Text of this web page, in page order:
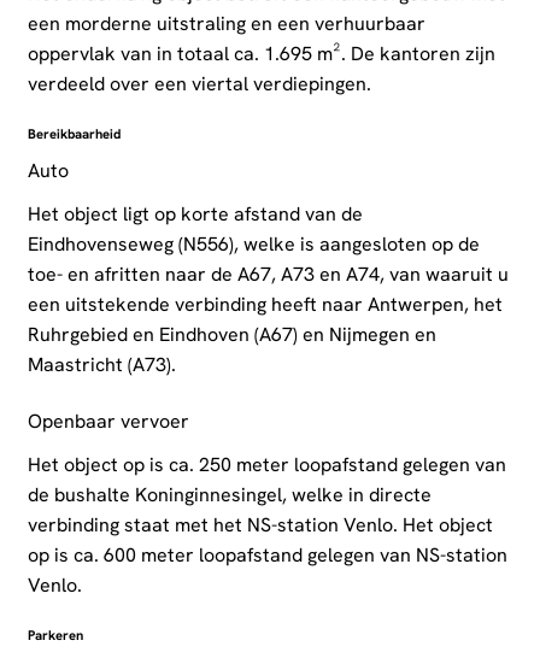
een morderne uitstraling en een verhuurbaar
oppervlak van in totaal ca. 1.695 m². De kantoren zijn
verdeeld over een viertal verdiepingen.
Bereikbaarheid
Auto
Het object ligt op korte afstand van de
Eindhovenseweg (N556), welke is aangesloten op de
toe- en afritten naar de A67, A73 en A74, van waaruit u
een uitstekende verbinding heeft naar Antwerpen, het
Ruhrgebied en Eindhoven (A67) en Nijmegen en
Maastricht (A73).
Openbaar vervoer
Het object op is ca. 250 meter loopafstand gelegen van
de bushalte Koninginnesingel, welke in directe
verbinding staat met het NS-station Venlo. Het object
op is ca. 600 meter loopafstand gelegen van NS-station
Venlo.
Parkeren